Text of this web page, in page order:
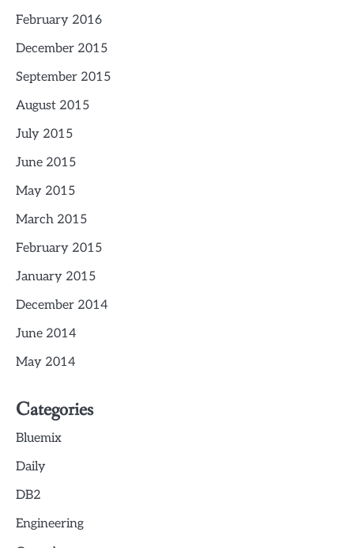
February 2016
December 2015
September 2015
August 2015
July 2015
June 2015
May 2015
March 2015
February 2015
January 2015
December 2014
June 2014
May 2014
Categories
Bluemix
Daily
DB2
Engineering